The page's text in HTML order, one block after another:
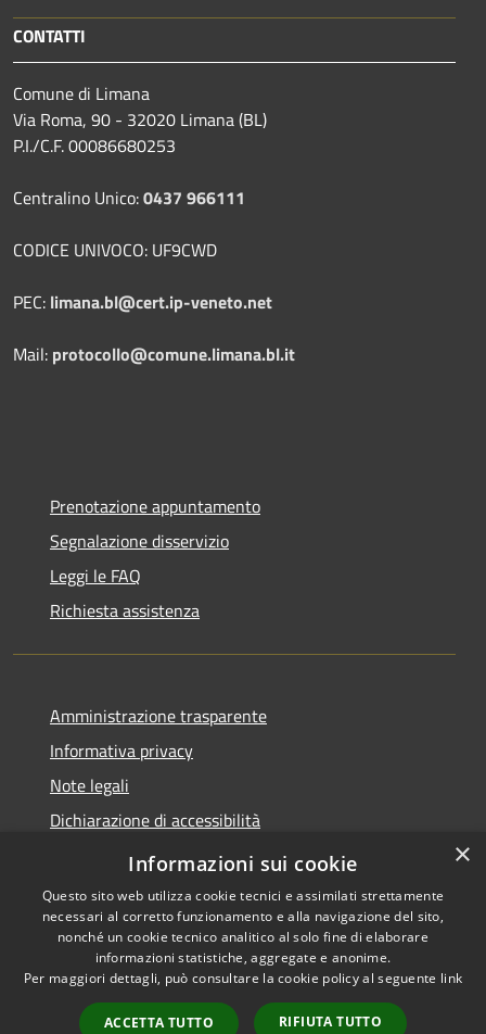
CONTATTI
Comune di Limana
Via Roma, 90 - 32020 Limana (BL)
P.I./C.F. 00086680253
Centralino Unico:0437 966111
CODICE UNIVOCO: UF9CWD
PEC: limana.bl@cert.ip-veneto.net
Mail: protocollo@comune.limana.bl.it
Prenotazione appuntamento
Segnalazione disservizio
Leggi le FAQ
Richiesta assistenza
Amministrazione trasparente
Informativa privacy
Note legali
Dichiarazione di accessibilità
Moduli Privacy Amministrazione trasparente
Accessibilità
Copyright © 2026 • Comune di
Limana • Powered by
Municipium•
Accesso
×
Informazioni sui cookie
Questo sito web utilizza cookie tecnici e assimilati strettamente
necessari al corretto funzionamento e alla navigazione del sito,
nonché un cookie tecnico analitico al solo fine di elaborare
informazioni statistiche, aggregate e anonime.
Per maggiori dettagli, può consultare la cookie policy al seguente link
ACCETTA TUTTO RIFIUTA TUTTO